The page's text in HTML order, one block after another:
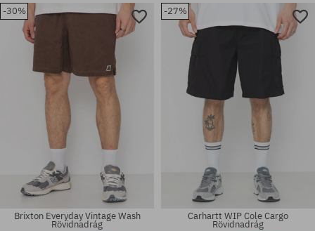
Elérhető méretek:
Elérhető méretek:
S; M
-30%
Brixton Everyday Vintage Wash
Rövidnadrág
-27%
Carhartt WIP Cole Cargo
Rövidnadrág